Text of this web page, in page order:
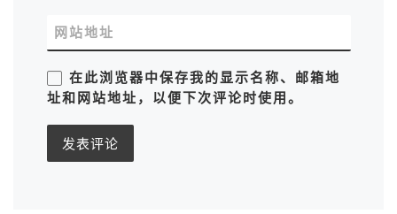
网站地址
在此浏览器中保存我的显示名称、邮箱地
址和网站地址，以便下次评论时使用。